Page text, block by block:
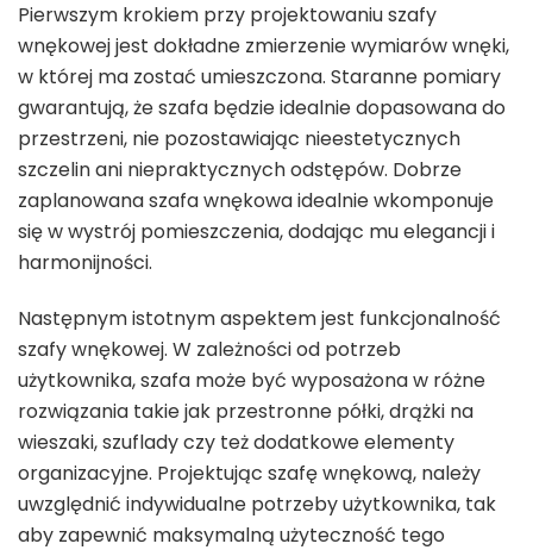
Pierwszym krokiem przy projektowaniu szafy
wnękowej jest dokładne zmierzenie wymiarów wnęki,
w której ma zostać umieszczona. Staranne pomiary
gwarantują, że szafa będzie idealnie dopasowana do
przestrzeni, nie pozostawiając nieestetycznych
szczelin ani niepraktycznych odstępów. Dobrze
zaplanowana szafa wnękowa idealnie wkomponuje
się w wystrój pomieszczenia, dodając mu elegancji i
harmonijności.
Następnym istotnym aspektem jest funkcjonalność
szafy wnękowej. W zależności od potrzeb
użytkownika, szafa może być wyposażona w różne
rozwiązania takie jak przestronne półki, drążki na
wieszaki, szuflady czy też dodatkowe elementy
organizacyjne. Projektując szafę wnękową, należy
uwzględnić indywidualne potrzeby użytkownika, tak
aby zapewnić maksymalną użyteczność tego